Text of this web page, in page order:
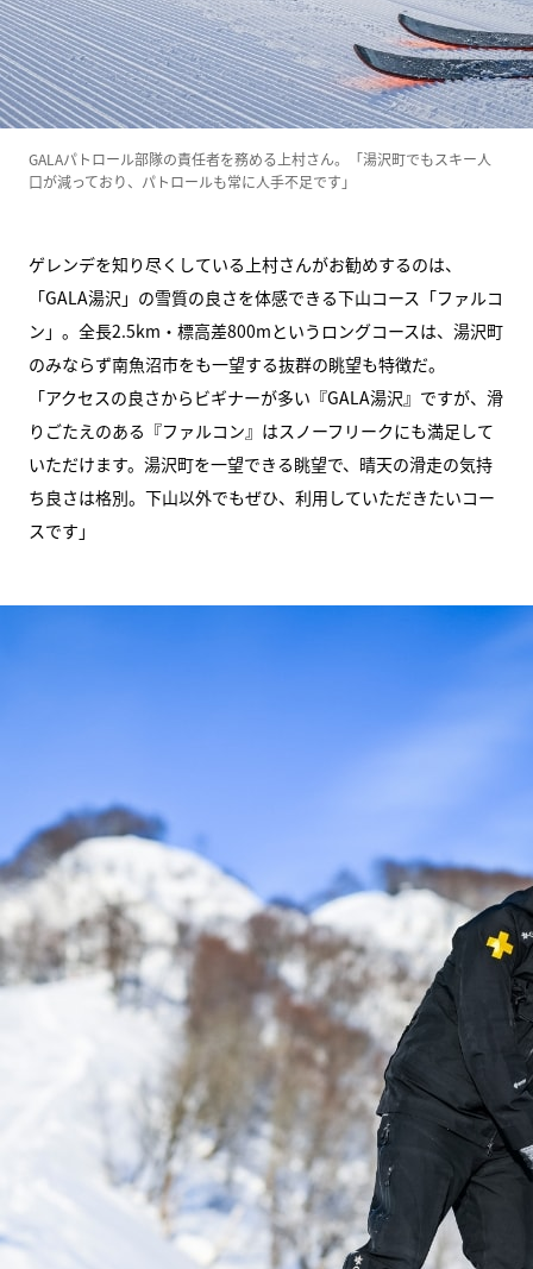
GALAパトロール部隊の責任者を務める上村さん。「湯沢町でもスキー人
口が減っており、パトロールも常に人手不足です」
ゲレンデを知り尽くしている上村さんがお勧めするのは、
「GALA湯沢」の雪質の良さを体感できる下山コース「ファルコ
ン」。全長2.5km・標高差800mというロングコースは、湯沢町
のみならず南魚沼市をも一望する抜群の眺望も特徴だ。
「アクセスの良さからビギナーが多い『GALA湯沢』ですが、滑
りごたえのある『ファルコン』はスノーフリークにも満足して
いただけます。湯沢町を一望できる眺望で、晴天の滑走の気持
ち良さは格別。下山以外でもぜひ、利用していただきたいコー
スです」